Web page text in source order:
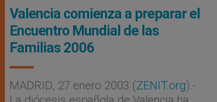
Valencia comienza a preparar el
Encuentro Mundial de las
Familias 2006
MADRID, 27 enero 2003 (ZENIT.org).-